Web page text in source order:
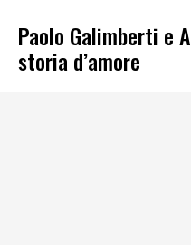
Paolo Galimberti e
storia d’amore